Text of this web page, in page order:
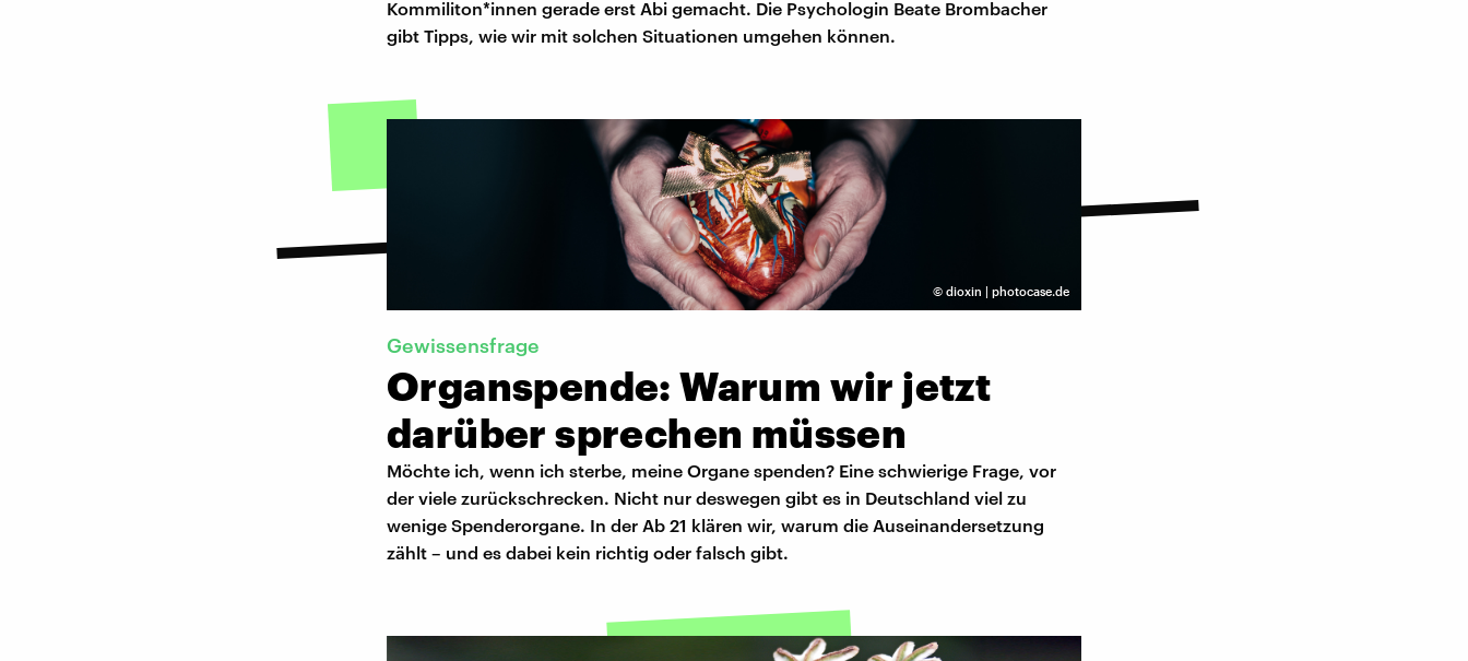
Kommiliton*innen gerade erst Abi gemacht. Die Psychologin Beate Brombacher
gibt Tipps, wie wir mit solchen Situationen umgehen können.
© dioxin | photocase.de
Gewissensfrage
Organspende: Warum wir jetzt
darüber sprechen müssen
Möchte ich, wenn ich sterbe, meine Organe spenden? Eine schwierige Frage, vor
der viele zurückschrecken. Nicht nur deswegen gibt es in Deutschland viel zu
wenige Spenderorgane. In der Ab 21 klären wir, warum die Auseinandersetzung
zählt – und es dabei kein richtig oder falsch gibt.